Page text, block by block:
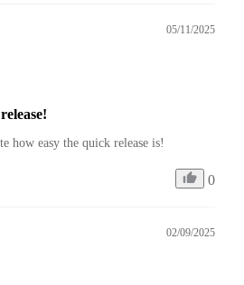
05/11/2025
how easy the quick release is!
0
02/09/2025